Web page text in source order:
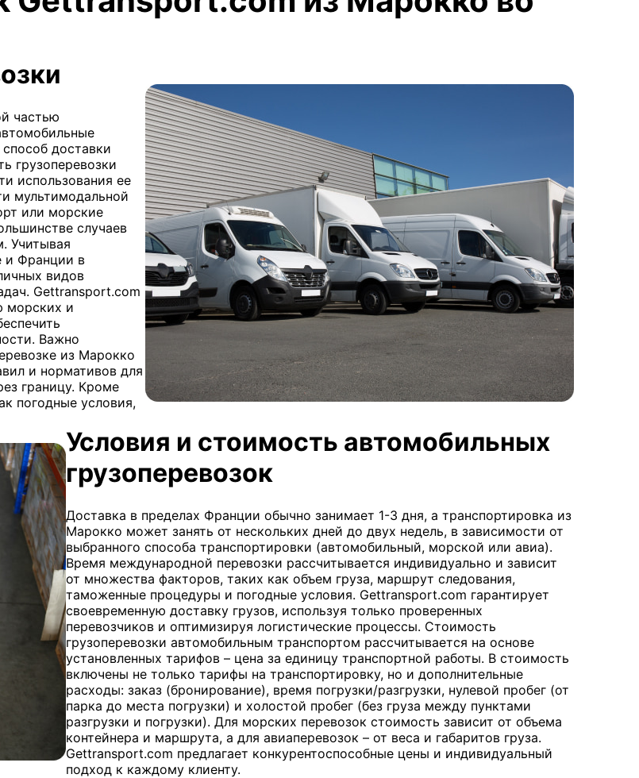
частью
доставки
грузоперевозки
использования ее
мультимодальной
или морские
случаев
Учитывая
и Франции в
видов
Gettransport.com
морских и
Важно
из Марокко
и нормативов для
границу. Кроме
погодные условия,
Условия и стоимость автомобильных
грузоперевозок
Доставка в пределах Франции обычно занимает 1-3 дня, а транспортировка из
Марокко может занять от нескольких дней до двух недель, в зависимости от
выбранного способа транспортировки (автомобильный, морской или авиа).
Время международной перевозки рассчитывается индивидуально и зависит
от множества факторов, таких как объем груза, маршрут следования,
таможенные процедуры и погодные условия. Gettransport.com гарантирует
своевременную доставку грузов, используя только проверенных
перевозчиков и оптимизируя логистические процессы. Стоимость
грузоперевозки автомобильным транспортом рассчитывается на основе
установленных тарифов – цена за единицу транспортной работы. В стоимость
включены не только тарифы на транспортировку, но и дополнительные
расходы: заказ (бронирование), время погрузки/разгрузки, нулевой пробег (от
парка до места погрузки) и холостой пробег (без груза между пунктами
разгрузки и погрузки). Для морских перевозок стоимость зависит от объема
контейнера и маршрута, а для авиаперевозок – от веса и габаритов груза.
Gettransport.com предлагает конкурентоспособные цены и индивидуальный
подход к каждому клиенту.